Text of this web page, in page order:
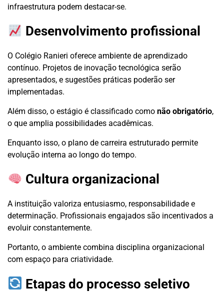
infraestrutura podem destacar-se.
Desenvolvimento profissional
O Colégio Ranieri oferece ambiente de aprendizado
contínuo. Projetos de inovação tecnológica serão
apresentados, e sugestões práticas poderão ser
implementadas.
Além disso, o estágio é classificado como não obrigatório,
o que amplia possibilidades acadêmicas.
Enquanto isso, o plano de carreira estruturado permite
evolução interna ao longo do tempo.
Cultura organizacional
A instituição valoriza entusiasmo, responsabilidade e
determinação. Profissionais engajados são incentivados a
evoluir constantemente.
Portanto, o ambiente combina disciplina organizacional
com espaço para criatividade.
Etapas do processo seletivo